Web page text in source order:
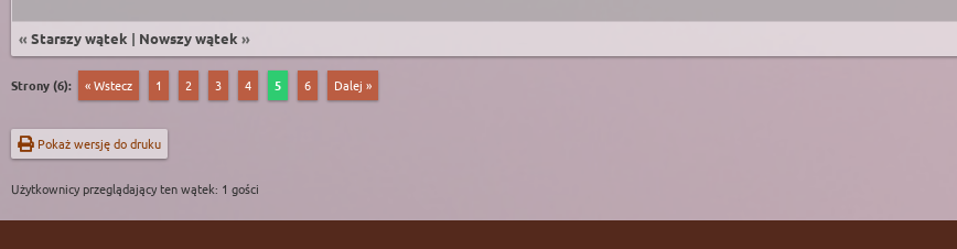
« Starszy wątek | Nowszy wątek »
Strony (6): « Wstecz 1 2 3 4 5 6 Dalej »
Pokaż wersję do druku
Użytkownicy przeglądający ten wątek: 1 gości